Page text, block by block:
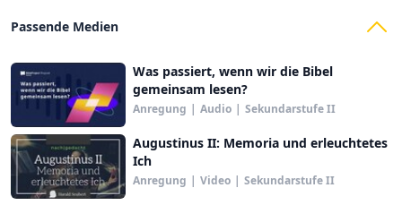
Passende Medien
Was passiert, wenn wir die Bibel
gemeinsam lesen?
Anregung | Audio | Sekundarstufe II
Augustinus II: Memoria und erleuchtetes
Ich
Anregung | Video | Sekundarstufe II